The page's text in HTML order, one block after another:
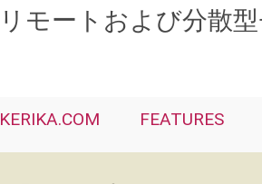
リモートおよび分散
KERIKA.COM FEATURES